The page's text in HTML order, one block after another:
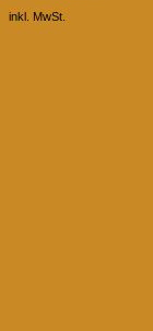
inkl. MwSt.